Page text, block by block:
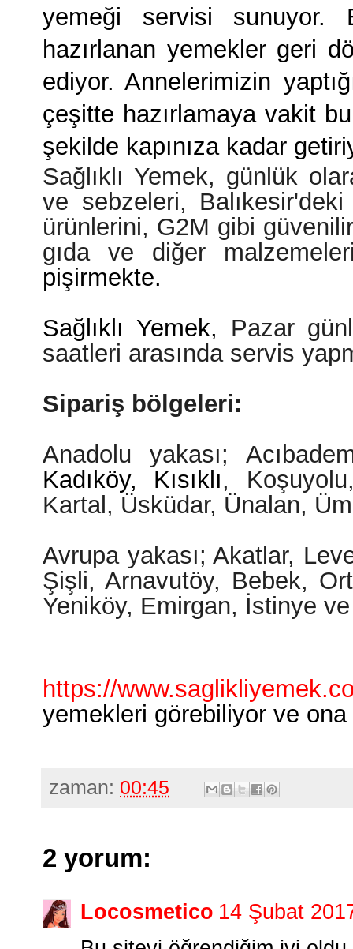
yemeği servisi sunuyor.
hazırlanan yemekler geri
ediyor. Annelerimizin
çeşitte hazırlamaya vakit
şekilde kapınıza kadar
Sağlıklı Yemek, günlük
ve sebzeleri,
ürünlerini, G2M gibi
gıda ve diğer
pişirmekte.
Sağlıklı Yemek, Pazar
saatleri arasında servis
Sipariş bölgeleri:
Anadolu yakası;
Kadıköy, Kısıklı,
Kartal, Üsküdar, Ünalan,
Avrupa yakası; Akatlar,
Şişli, Arnavutöy, Bebek,
Yeniköy, Emirgan, İstinye ve
https://
yemekleri görebiliyor ve
zaman: 00:45
2 yorum:
Locosmetico 14 Şubat